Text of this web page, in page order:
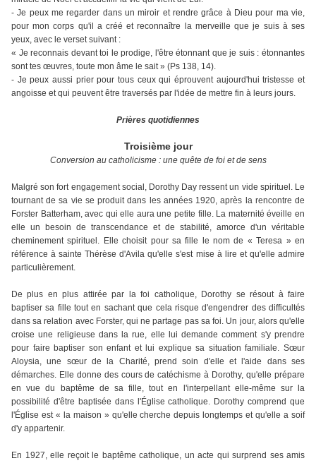
- Je peux me regarder dans un miroir et rendre grâce à Dieu pour ma vie,
pour mon corps qu'il a créé et reconnaître la merveille que je suis à ses
yeux, avec le verset suivant :
« Je reconnais devant toi le prodige, l'être étonnant que je suis : étonnantes
sont tes œuvres, toute mon âme le sait » (Ps 138, 14).
- Je peux aussi prier pour tous ceux qui éprouvent aujourd'hui tristesse et
angoisse et qui peuvent être traversés par l'idée de mettre fin à leurs jours.
Prières quotidiennes
Troisième jour
Conversion au catholicisme : une quête de foi et de sens
Malgré son fort engagement social, Dorothy Day ressent un vide spirituel. Le
tournant de sa vie se produit dans les années 1920, après la rencontre de
Forster Batterham, avec qui elle aura une petite fille. La maternité éveille en
elle un besoin de transcendance et de stabilité, amorce d'un véritable
cheminement spirituel. Elle choisit pour sa fille le nom de « Teresa » en
référence à sainte Thérèse d'Avila qu'elle s'est mise à lire et qu'elle admire
particulièrement.
De plus en plus attirée par la foi catholique, Dorothy se résout à faire
baptiser sa fille tout en sachant que cela risque d'engendrer des difficultés
dans sa relation avec Forster, qui ne partage pas sa foi. Un jour, alors qu'elle
croise une religieuse dans la rue, elle lui demande comment s'y prendre
pour faire baptiser son enfant et lui explique sa situation familiale. Sœur
Aloysia, une sœur de la Charité, prend soin d'elle et l'aide dans ses
démarches. Elle donne des cours de catéchisme à Dorothy, qu'elle prépare
en vue du baptême de sa fille, tout en l'interpellant elle-même sur la
possibilité d'être baptisée dans l'Église catholique. Dorothy comprend que
l'Église est « la maison » qu'elle cherche depuis longtemps et qu'elle a soif
d'y appartenir.
En 1927, elle reçoit le baptême catholique, un acte qui surprend ses amis